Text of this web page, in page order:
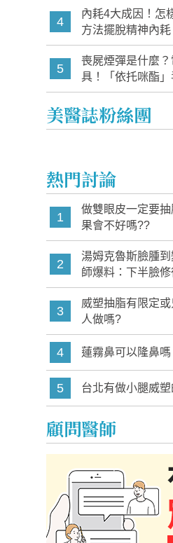
4
內耗4大成因！怎
方法擺脫精神內
5
喪屍煙彈是什麼
具！「依托咪酯
家長必知警訊
美醫誌粉絲團
熱門討論
1
做雙眼皮一定要
果會不好嗎??
2
湯姆克魯斯臉腫
師爆料：下半臉修
3
威塑抽脂有限定
人做嗎?
4 蓮霧鼻可以隆鼻嗎
5 台北有做小腿威
顧問醫師